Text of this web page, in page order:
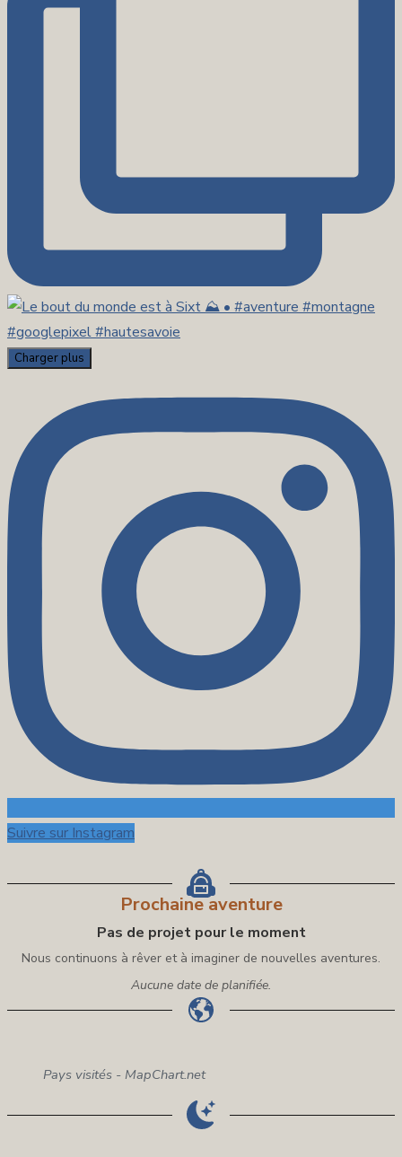
Charger plus
Suivre sur Instagram
Prochaine aventure
Pas de projet pour le moment
Nous continuons à rêver et à imaginer de nouvelles aventures.
Aucune date de planifiée.
Pays visités - MapChart.net